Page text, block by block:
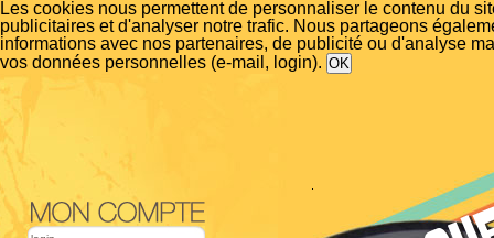
Les cookies nous permettent de personnaliser le contenu du
publicitaires et d'analyser notre trafic. Nous partageons
informations avec nos partenaires, de publicité ou d'analyse
vos données personnelles (e-mail, login).